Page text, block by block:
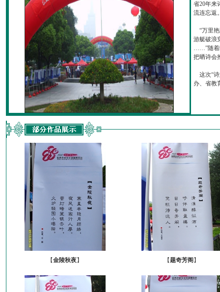
省20年来
流连忘返
“万里艳
游艇破浪
……”随着
把晒诗会
这次“诗
办、省教
【金陵秋夜】 【题奇芳阁 】